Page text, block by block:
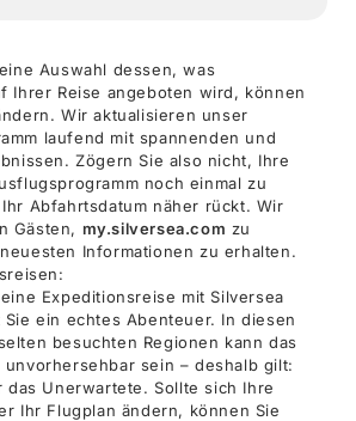
Auswahl dessen, was
Ihrer Reise angeboten wird, können
Wir aktualisieren unser
laufend mit spannenden und
Zögern Sie also nicht, Ihre
noch einmal zu
Abfahrtsdatum näher rückt. Wir
Gästen, my.silversea.com zu
Informationen zu erhalten.
Expeditionsreise mit Silversea
ein echtes Abenteuer. In diesen
besuchten Regionen kann das
sein – deshalb gilt:
das Unerwartete. Sollte sich Ihre
Ihr Flugplan ändern, können Sie